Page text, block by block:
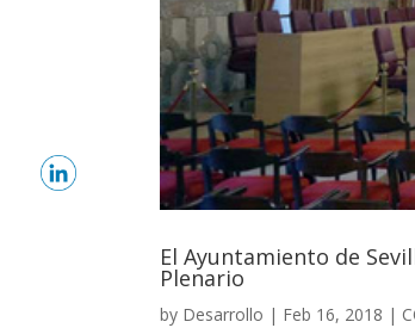
El Ayuntamiento de
Plenario
by Desarrollo | Feb 16, 2018 |